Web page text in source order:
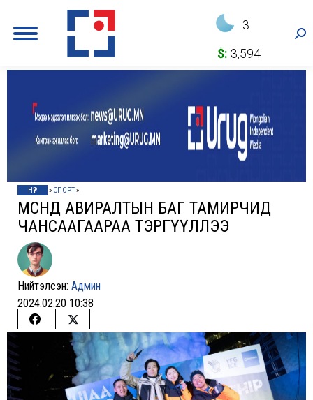
3
$: 3,594
НҮҮР » СПОРТ»
МӨСӨНД АВИРАЛТЫН БАГ ТАМИРЧИД
ЧАНСААГААРАА ТЭРГҮҮЛЛЭЭ
Нийтэлсэн: Админ
2024.02.20 10:38
Share
Facebook
Share
on
Twitter